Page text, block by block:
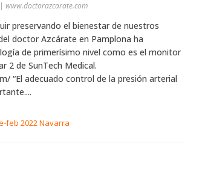
www.doctorazcarate.com
preservando el bienestar de nuestros
doctor Azcárate en Pamplona ha
de primerísimo nivel como es el monitor
2 de SunTech Medical.
“El adecuado control de la presión arterial
feb 2022 Navarra